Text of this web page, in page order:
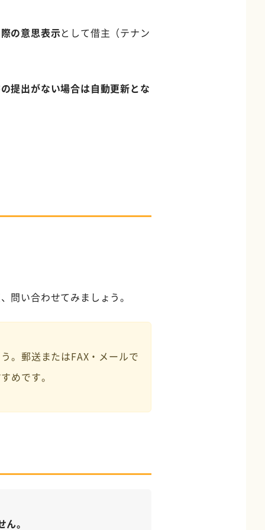
の意思表示として借主（テナン
提出がない場合は自動更新とな
問い合わせてみましょう。
。郵送またはFAX・メールで
めです。
。